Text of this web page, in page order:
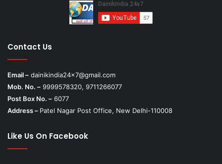
Contact Us
Email – dainikindia24x7@gmail.com
Mob. No. – 9999578320, 9711266077
Post Box No. – 6077
Address – Patel Nagar Post Office, New Delhi-110008
Like Us On Facebook